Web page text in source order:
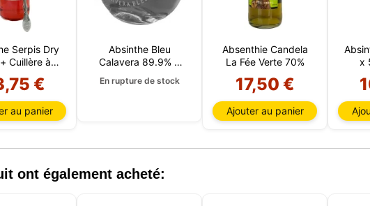
Serpis Dry
Cuillère à
€
au panier
Absinthe Bleu
Calavera 89.9% 5
En rupture de stock
Absenthie Candela
La Fée Verte 70%
17,50 €
Ajouter au panier
x
ont également acheté:
Ce site web utilise des cookies
informations sur votre navigateur et votre appareil. Les informations
qui peuvent inclure des identifiants personnels (par exemple, l'adresse